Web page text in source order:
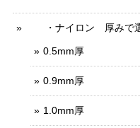
・ナイロン 厚みで
0.5mm厚
0.9mm厚
1.0mm厚